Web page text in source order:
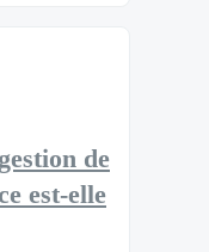
de
est-elle